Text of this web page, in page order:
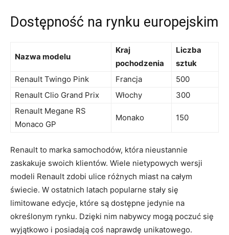
Dostępność‍ na ​rynku ‌europejskim
Nazwa ‌modelu
Kraj
pochodzenia
Liczba
sztuk
Renault Twingo Pink
Francja
500
Renault Clio Grand Prix
Włochy
300
Renault Megane RS
Monaco GP
Monako 150
Renault to marka​ samochodów, która nieustannie⁢
zaskakuje⁣ swoich klientów. Wiele nietypowych wersji
modeli Renault zdobi ulice różnych miast na całym
świecie. W‍ ostatnich latach popularne stały się
limitowane edycje, które są dostępne jedynie na
określonym rynku. Dzięki nim nabywcy mogą poczuć się
wyjątkowo i posiadają coś naprawdę unikatowego.